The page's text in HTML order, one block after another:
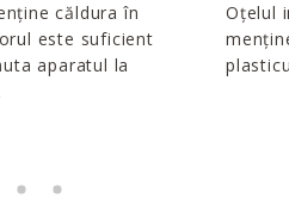
căldura în
este suficient
aparatul la
Oțelul